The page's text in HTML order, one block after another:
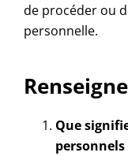
de procéder ou
personnelle.
Que